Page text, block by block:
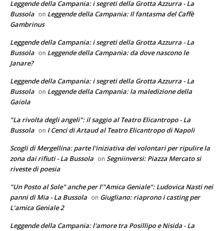
Leggende della Campania: i segreti della Grotta Azzurra - La
Bussola on Leggende della Campania: Il fantasma del Caffè
Gambrinus
Leggende della Campania: i segreti della Grotta Azzurra - La
Bussola on Leggende della Campania: da dove nascono le
Janare?
Leggende della Campania: i segreti della Grotta Azzurra - La
Bussola on Leggende della Campania: la maledizione della
Gaiola
"La rivolta degli angeli": il saggio al Teatro Elicantropo - La
Bussola on I Cenci di Artaud al Teatro Elicantropo di Napoli
Scogli di Mergellina: parte l'iniziativa dei volontari per ripulire la
zona dai rifiuti - La Bussola on Segniinversi: Piazza Mercato si
riveste di poesia
"Un Posto al Sole" anche per l’"Amica Geniale": Ludovica Nasti nei
panni di Mia - La Bussola on Giugliano: riaprono i casting per
L’amica Geniale 2
Leggende della Campania: l'amore tra Posillipo e Nisida - La